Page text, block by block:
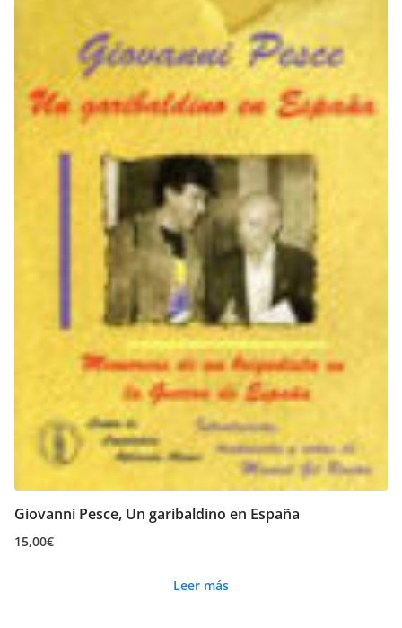
Giovanni Pesce, Un garibaldino en España
15,00€
Leer más